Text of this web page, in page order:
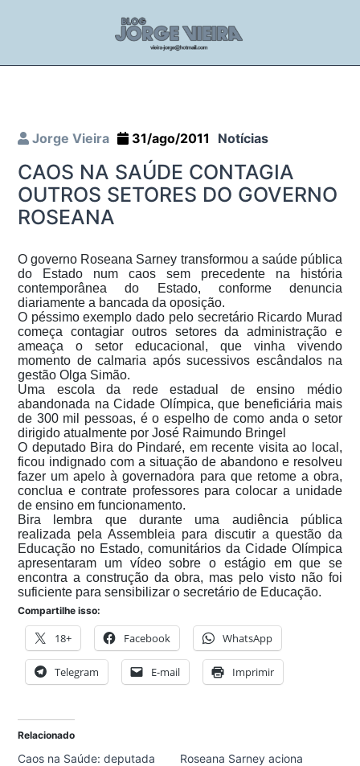
Jorge Vieira 31/ago/2011 Notícias
CAOS NA SAÚDE CONTAGIA
OUTROS SETORES DO GOVERNO
ROSEANA
O governo Roseana Sarney transformou a saúde pública
do Estado num caos sem precedente na história
contemporânea do Estado, conforme denuncia
diariamente a bancada da oposição.
O péssimo exemplo dado pelo secretário Ricardo Murad
começa contagiar outros setores da administração e
ameaça o setor educacional, que vinha vivendo
momento de calmaria após sucessivos escândalos na
gestão Olga Simão.
Uma escola da rede estadual de ensino médio
abandonada na Cidade Olímpica, que beneficiária mais
de 300 mil pessoas, é o espelho de como anda o setor
dirigido atualmente por José Raimundo Bringel
O deputado Bira do Pindaré, em recente visita ao local,
ficou indignado com a situação de abandono e resolveu
fazer um apelo à governadora para que retome a obra,
conclua e contrate professores para colocar a unidade
de ensino em funcionamento.
Bira lembra que durante uma audiência pública
realizada pela Assembleia para discutir a questão da
Educação no Estado, comunitários da Cidade Olímpica
apresentaram um vídeo sobre o estágio em que se
encontra a construção da obra, mas pelo visto não foi
suficiente para sensibilizar o secretário de Educação.
Compartilhe isso:
18+ Facebook WhatsApp
Telegram E-mail Imprimir
Relacionado
Caos na Saúde: deputada
Roseana Sarney aciona